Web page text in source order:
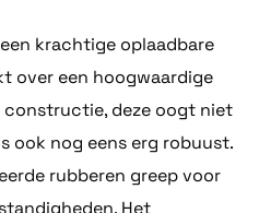
krachtige oplaadbare
over een hoogwaardige
constructie, deze oogt niet
ook nog eens erg robuust.
rubberen greep voor